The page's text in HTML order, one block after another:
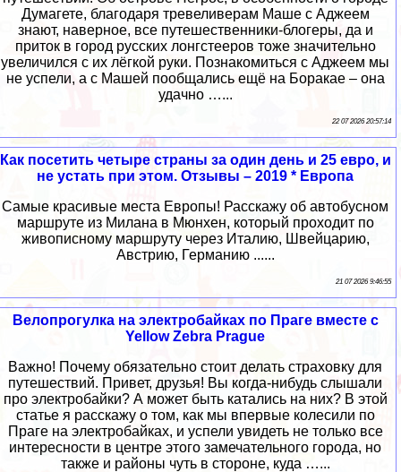
Думагете, благодаря тревеливерам Маше с Аджеем
знают, наверное, все путешественники-блогеры, да и
приток в город русских лонгстееров тоже значительно
увеличился с их лёгкой руки. Познакомиться с Аджеем мы
не успели, а с Машей пообщались ещё на Боракае – она
удачно …...
22 07 2026 20:57:14
Как посетить четыре страны за один день и 25 евро, и
не устать при этом. Отзывы – 2019 * Европа
Самые красивые места Европы! Расскажу об автобусном
маршруте из Милана в Мюнхен, который проходит по
живописному маршруту через Италию, Швейцарию,
Австрию, Германию ......
21 07 2026 9:46:55
Велопрогулка на электробайках по Праге вместе с
Yellow Zebra Prague
Важно! Почему обязательно стоит делать страховку для
путешествий. Привет, друзья! Вы когда-нибудь слышали
про электробайки? А может быть катались на них? В этой
статье я расскажу о том, как мы впервые колесили по
Праге на электробайках, и успели увидеть не только все
интересности в центре этого замечательного города, но
также и районы чуть в стороне, куда …...